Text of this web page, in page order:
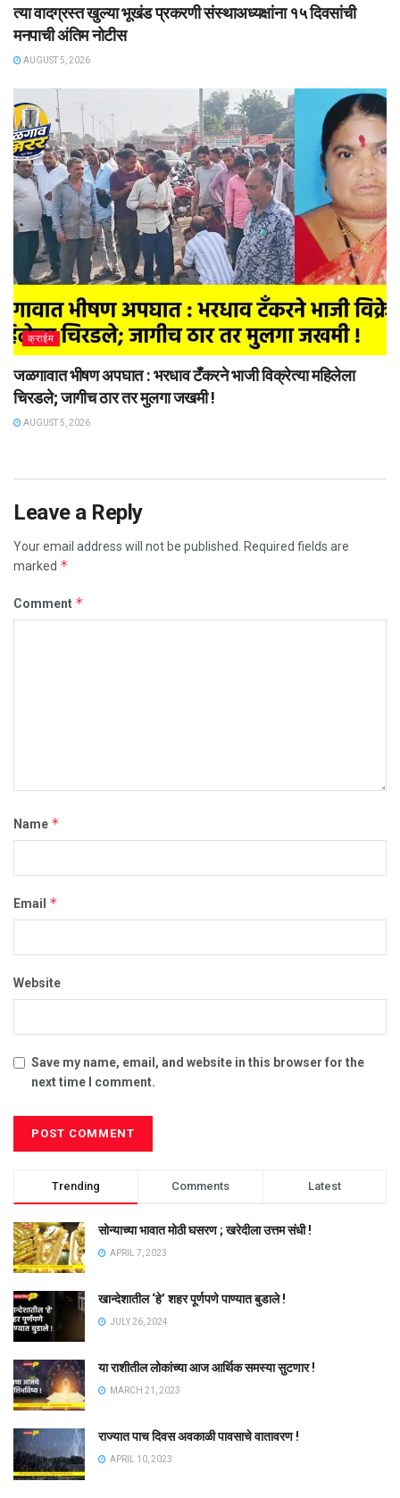
त्या वादग्रस्त खुल्या भूखंड प्रकरणी संस्थाअध्यक्षांना १५ दिवसांची
मनपाची अंतिम नोटीस
AUGUST 5, 2026
क्राईम
जळगावात भीषण अपघात : भरधाव टँकरने भाजी विक्रेत्या महिलेला
चिरडले; जागीच ठार तर मुलगा जखमी !
AUGUST 5, 2026
Leave a Reply
Your email address will not be published.
Required fields are
marked *
Comment *
Name *
Email *
Website
Save my name, email, and website in this browser for the
next time I comment.
Trending Comments Latest
सोन्याच्या भावात मोठी घसरण ; खरेदीला उत्तम संधी !
APRIL 7, 2023
खान्देशातील ‘हे’ शहर पूर्णपणे पाण्यात बुडाले !
JULY 26, 2024
या राशीतील लोकांच्या आज आर्थिक समस्या सुटणार !
MARCH 21, 2023
राज्यात पाच दिवस अवकाळी पावसाचे वातावरण !
APRIL 10, 2023